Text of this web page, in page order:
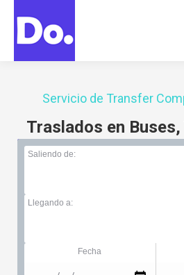
Servicio de Transfer
Traslados en
Saliendo de:
Llegando a:
Fecha